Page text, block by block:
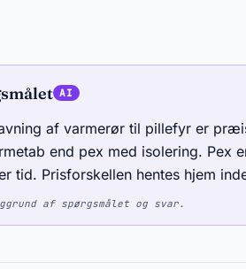
af varmerør til pillefyr er
end pex med isolering. Pex
tid. Prisforskellen hentes hjem
af spørgsmålet og svar.